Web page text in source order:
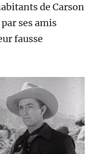
de Carson
ses amis
fausse